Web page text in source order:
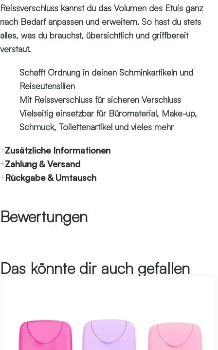
Reissverschluss kannst du das Volumen des Etuis ganz
nach Bedarf anpassen und erweitern. So hast du stets
alles, was du brauchst, übersichtlich und griffbereit
verstaut.
Schafft Ordnung in deinen Schminkartikeln und
Reiseutensilien
Mit Reissverschluss für sicheren Verschluss
Vielseitig einsetzbar für Büromaterial, Make-up,
Schmuck, Toilettenartikel und vieles mehr
Zusätzliche Informationen
Zahlung & Versand
Rückgabe & Umtausch
Bewertungen
Das könnte dir auch gefallen